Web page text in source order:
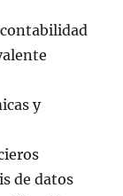
y
de datos